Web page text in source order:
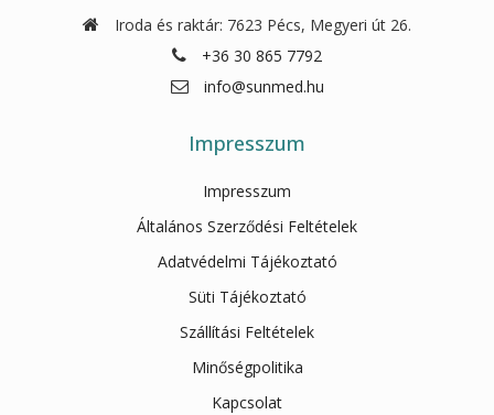
Iroda és raktár: 7623 Pécs, Megyeri út 26.
+36 30 865 7792
info@sunmed.hu
Impresszum
Impresszum
Általános Szerződési Feltételek
Adatvédelmi Tájékoztató
Süti Tájékoztató
Szállítási Feltételek
Minőségpolitika
Kapcsolat